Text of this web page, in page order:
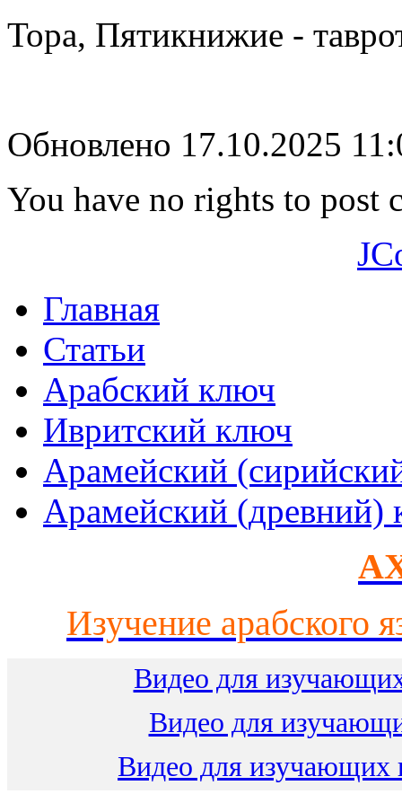
Тора, Пятикнижие -
Обновлено 17.10.2025
You have no rights to post
Главная
Статьи
Арабский ключ
Ивритский ключ
Арамейский
Арамейский (древний)
Изучение арабского
Видео для
Видео для
Видео для изучающих